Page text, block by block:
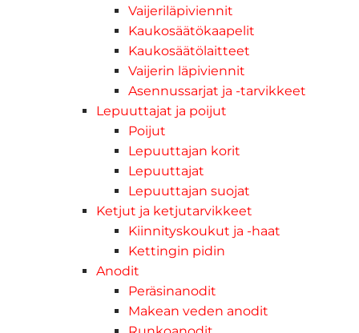
Vaijeriläpiviennit
Kaukosäätökaapelit
Kaukosäätölaitteet
Vaijerin läpiviennit
Asennussarjat ja -tarvikkeet
Lepuuttajat ja poijut
Poijut
Lepuuttajan korit
Lepuuttajat
Lepuuttajan suojat
Ketjut ja ketjutarvikkeet
Kiinnityskoukut ja -haat
Kettingin pidin
Anodit
Peräsinanodit
Makean veden anodit